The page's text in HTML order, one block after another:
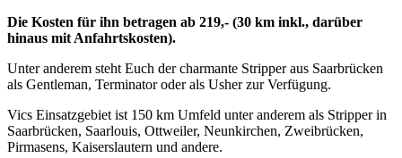
Die Kosten für ihn betragen ab 219,- (30 km inkl., darüber
hinaus mit Anfahrtskosten).
Unter anderem steht Euch der charmante Stripper aus Saarbrücken
als Gentleman, Terminator oder als Usher zur Verfügung.
Vics Einsatzgebiet ist 150 km Umfeld unter anderem als Stripper in
Saarbrücken, Saarlouis, Ottweiler, Neunkirchen, Zweibrücken,
Pirmasens, Kaiserslautern und andere.